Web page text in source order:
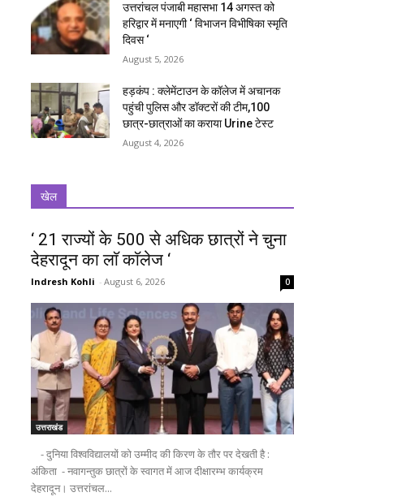
उत्तरांचल पंजाबी महासभा 14 अगस्त को
हरिद्वार में मनाएगी ‘ विभाजन विभीषिका स्मृति
दिवस ‘
August 5, 2026
हड़कंप : क्लेमेंटाउन के कॉलेज में अचानक
पहुंची पुलिस और डॉक्टरों की टीम,100
छात्र-छात्राओं का कराया Urine टेस्ट
August 4, 2026
खेल
‘ 21 राज्यों के 500 से अधिक छात्रों ने चुना
देहरादून का लाॅ काॅलेज ‘
Indresh Kohli - August 6, 2026 0
उत्तराखंड
- दुनिया विश्वविद्यालयों को उम्मीद की किरण के तौर पर देखती है :
अंकिता - नवागन्तुक छात्रों के स्वागत में आज दीक्षारम्भ कार्यक्रम
देहरादून। उत्तरांचल...